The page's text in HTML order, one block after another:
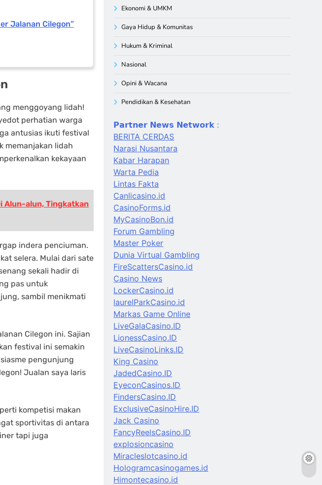
Jalanan Cilegon”
menggoyang lidah!
perhatian warga
antusias ikuti festival
memanjakan lidah
kekayaan
Alun-alun, Tingkatkan
indera penciuman.
selera. Mulai dari sate
sekali hadir di
pas untuk
sambil menikmati
Cilegon ini. Sajian
festival ini semakin
pengunjung
Jualan saya laris
kompetisi makan
sportivitas di antara
tapi juga
Ekonomi & UMKM
Gaya Hidup & Komunitas
Hukum & Kriminal
Nasional
Opini & Wacana
Pendidikan & Kesehatan
𝗣𝗮𝗿𝘁𝗻𝗲𝗿 𝗡𝗲𝘄𝘀 𝗡𝗲𝘁𝘄𝗼𝗿𝗸 :
BERITA CERDAS
Narasi Nusantara
Kabar Harapan
Warta Pedia
Lintas Fakta
Canlicasino.id
CasinoForms.id
MyCasinoBon.id
Forum Gambling
Master Poker
Dunia Virtual Gambling
FireScattersCasino.id
Casino News
LockerCasino.id
laurelParkCasino.id
Markas Game Online
LiveGalaCasino.ID
LionessCasino.ID
LiveCasinoLinks.ID
King Casino
JadedCasino.ID
EyeconCasinos.ID
FindersCasino.ID
ExclusiveCasinoHire.ID
Jack Casino
FancyReelsCasino.ID
explosioncasino
Miracleslotcasino.id
Hologramcasinogames.id
Himontecasino.id